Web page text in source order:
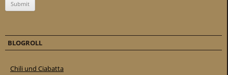
BLOGROLL
Chili und Ciabatta